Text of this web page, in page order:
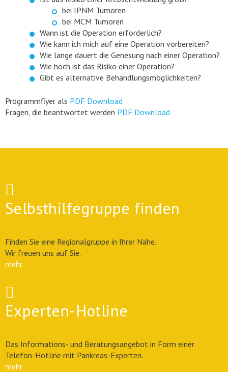
bei IPNM Tumoren
bei MCM Tumoren
Wann ist die Operation erforderlich?
Wie kann ich mich auf eine Operation vorbereiten?
Wie lange dauert die Genesung nach einer Operation?
Wie hoch ist das Risiko einer Operation?
Gibt es alternative Behandlungsmöglichkeiten?
Programmflyer als PDF Download
Fragen, die beantwortet werden PDF Download
Selbsthilfegruppe finden
Finden Sie eine Regionalgruppe in Ihrer Nähe.
Wir freuen uns auf Sie.
mehr
Experten-Hotline
Das Informations- und Beratungsangebot in Form einer
Telefon-Hotline mit Pankreas-Experten.
mehr